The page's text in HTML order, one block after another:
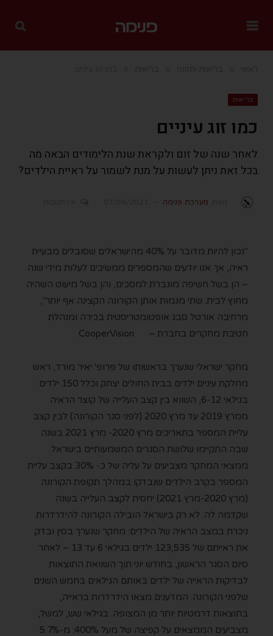
בריאות
כמו זוג עיניים
לאחר שנה של זום ולקראת שנת הלימודים הבאה מה
בכל זאת ניתן לעשות על מנת לשמור על ראיית הילדים?
מערכת פנימה
"נכון להיות מדובר על 40% מהישראלים שסובלים מבעיית
ראיה, אך אנו יודעים שהמספרים ממשיכים לעלות מידי שנה
– הן בשל חשיפה מוגברת למסכים, והן בשל מיעוט השהיה
מחוץ לבית. שתי מגמות אותן הקורונה הקצינה אף יותר",
מרחיבה אורטל סבג אופטומטריסטית בכירה ומנהלת
חטיבת מחקרים בחברת – CooperVision.
מחקר ישראלי שנערך בראשותו של פרופ' יאיר מורד, ראש
מחלקת עיניים ילדים בבית החולים יצחק וכלל 150 ילדים
בגילאי 6-12, השווא בין קצב העלייה של קוצר הראיה
ממרץ 2019 עד מרץ 2020 (לפני סגר הקורונה) לבין קצב
עליית המספר בתאריכים מרץ 2020- מרץ 2021 בשנה
שבה התקיימו שלושת הסגרים המשמעותיים בישראל.
ממצאי המחקר מצביעים על עליה של כ- 30% בקצב עליית
המספר בקרב הילדים שנבדקו במהלך תקופת הקורונה
(מרץ 2020-מרץ 2021) יחסית לקצב העלייה בשנה
שקדמה לה. לא רק בישראל הובילה הקורונה להידרדרות
ניכרת במצב הראיה של הילדים: מחקר שנערך בסין ובדק
את ראייתם של 123,535 ילדים בגילאי 6 עד 13 – לאחר
סיום הסגר הראשון, בחודש יוני תוך השוואת התוצאות
לבדיקות הראייה של ילדים באותם הגילאים בחמש השנים
שלפני הקורונה. המדענים מצאו הידרדרות בראייה,
בתוצאות דרמטיות יותר מן המצופה. בגילאי שש, למשל,
מצביעים הממצאים על קפיצה של מעל 400%: מ-5.7%